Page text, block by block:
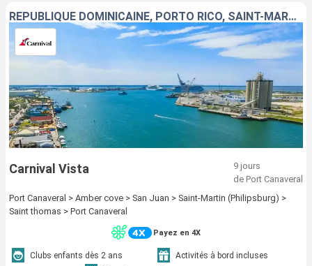
RÉPUBLIQUE DOMINICAINE, PORTO RICO, SAINT-MARTIN, SAINT-THOMAS, ÉTATS-UNIS
Carnival Vista
9 jours
de Port Canaveral
Port Canaveral > Amber cove > San Juan > Saint-Martin (Philipsburg) >
Saint thomas > Port Canaveral
Payez en 4X
Clubs enfants dès 2 ans
Activités à bord incluses